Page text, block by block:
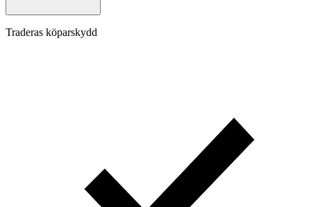
Traderas köparskydd